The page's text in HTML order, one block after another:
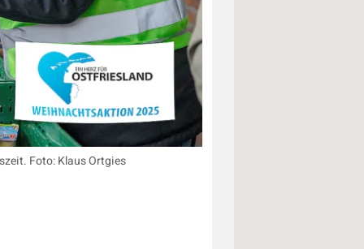
Foto: Klaus Ortgies